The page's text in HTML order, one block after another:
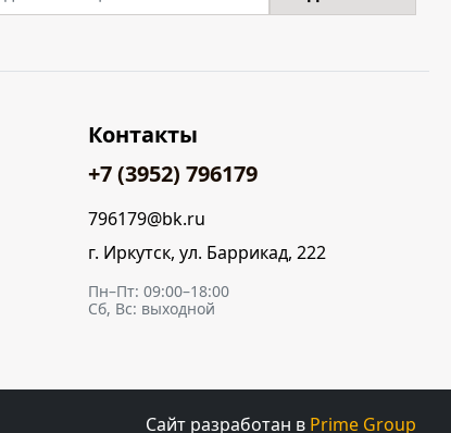
Контакты
+7 (3952) 796179
796179@bk.ru
г. Иркутск, ул. Баррикад, 222
Пн–Пт: 09:00–18:00
Сб, Вс: выходной
Сайт разработан в Prime Group